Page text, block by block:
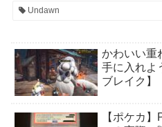
Undawn
かわいい重
手に入れよ
ブレイク】
【ポケカ